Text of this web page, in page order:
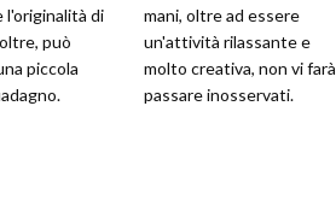
l'originalità di
può
piccola
mani, oltre ad essere
un'attività rilassante e
molto creativa, non vi farà
passare inosservati.